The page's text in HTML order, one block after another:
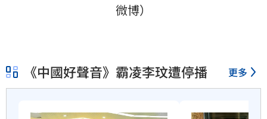
微博）
《中國好聲音》霸凌李玟遭停播 更多